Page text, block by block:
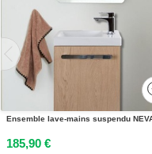
185,90 €